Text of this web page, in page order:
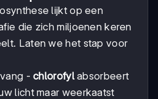
lijkt op een
die zich miljoenen keren
Laten we het stap voor
-chlorofylabsorbeert
licht maar weerkaatst